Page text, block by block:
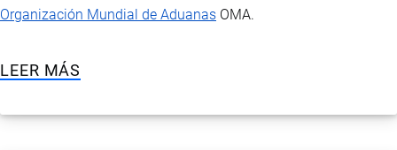
Organización Mundial de Aduanas OMA.
LEER MÁS